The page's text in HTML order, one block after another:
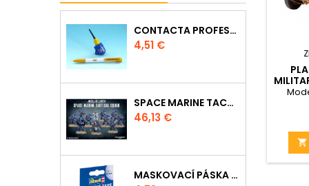
CONTACTA PROFESSIONAL MINI 39608 - 12,5G
Cena
4,51 €
SPACE MARINE TACTICAL SQUAD
Cena
46,13 €
MASKOVACÍ PÁSKA 39695 - 10MM
